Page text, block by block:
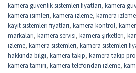
kamera güvenlik sistemleri fiyatları, kamera
kamera isimleri, kamera izleme, kamera
kayıt sistemleri fiyatları, kamera kontrol,
markaları, kamera servisi, kamera şirketleri,
izleme, kamera sistemleri, kamera sistemleri
hakkında bilgi, kamera takip, kamera takip
kamera tamiri, kamera telefondan izleme,